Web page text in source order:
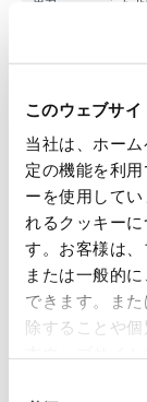
このウェブサ
当社は、ホー
定の機能を利
ーを使用して
れるクッキー
す。お客様は
または一般的
できます。ま
除することや
営業運転開
始
当社出資比
40%
（株）サン・エナジ
事業内容